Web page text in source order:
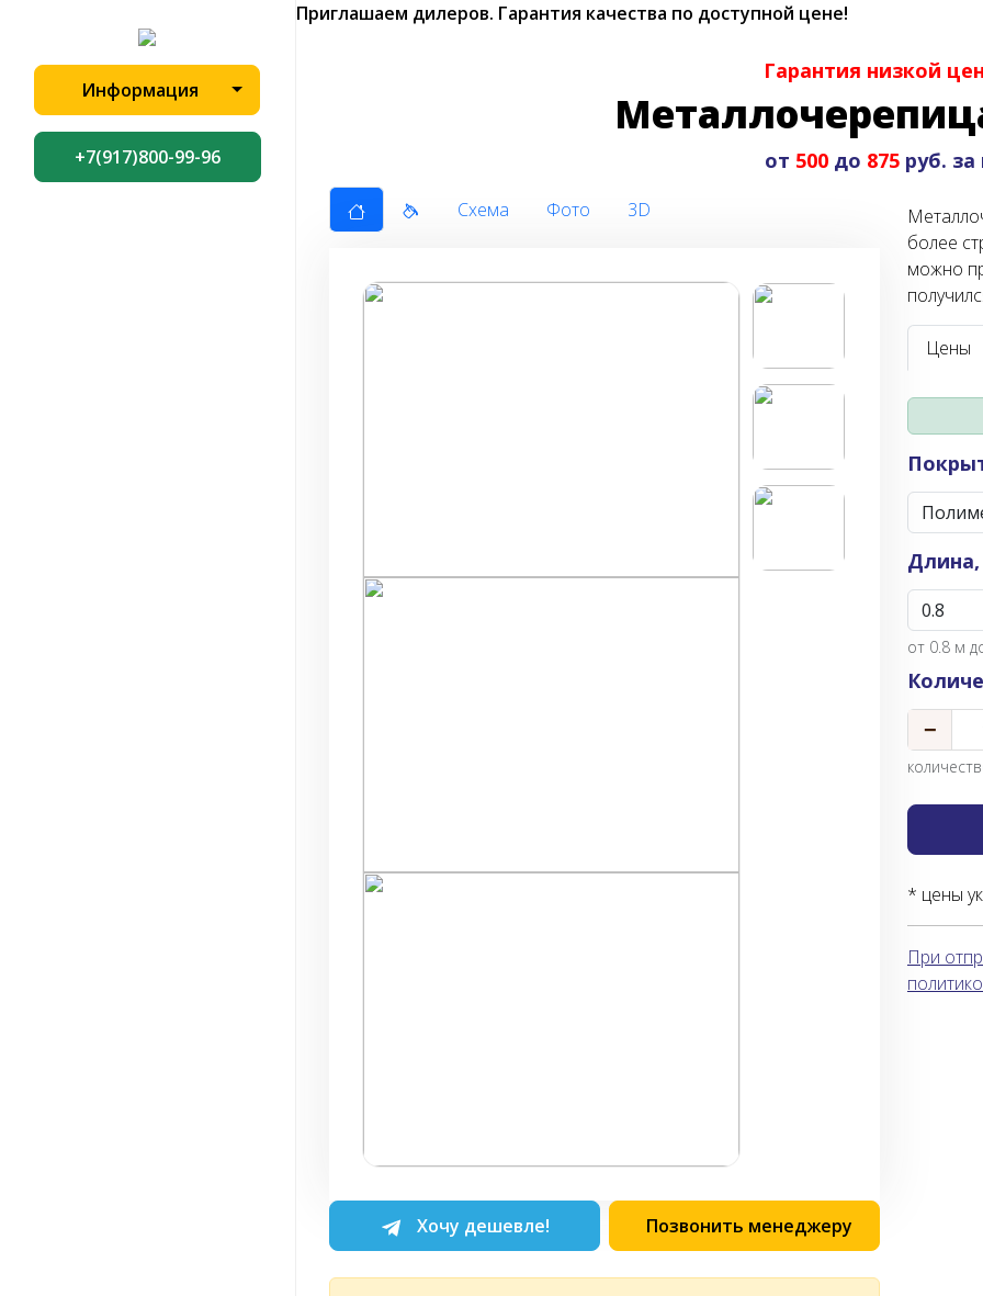
Приглашаем дилеров. Гарантия качества по доступной цене!
Информация
+7(917)800-99-96
Гарантия низкой
от 500 до 875 руб. за
Схема Фото 3D
Хочу дешевле! Позвонить менеджеру
более
можно
Цены
от 0.8 м
−
* цены
При